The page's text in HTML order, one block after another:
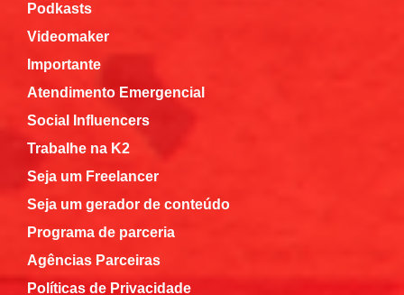
Podkasts
Videomaker
Importante
Atendimento Emergencial
Social Influencers
Trabalhe na K2
Seja um Freelancer
Seja um gerador de conteúdo
Programa de parceria
Agências Parceiras
Políticas de Privacidade